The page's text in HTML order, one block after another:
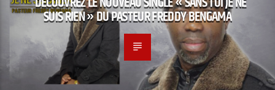
SUIS RIEN » DU PASTEUR FREDDY BENGAMA